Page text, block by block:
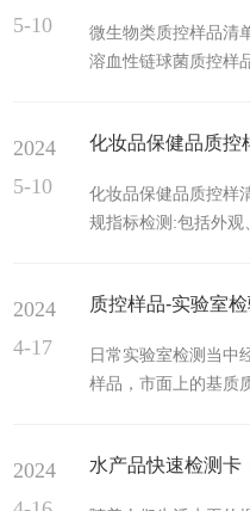
是否感染了犬温热病毒
术，通过简单的血液
的效率，尤其是在
微生物类质控样品清
溶血性链球菌质控样
O157质控样品
质控样品
GB/T18...
5-10
化妆品保健品质控
化妆品保健品质控样清
规指标检测:包括外观
生物污染测试，以及
甲醇、甲醛、二噁烷
激素、荧光增白剂
测苯二胺等；防...
2024
5-10
质控样品-实验室检
日常实验室检测当中
样品，市面上的基质
般是大批量进行制备
2024
4-17
水产品快速检测卡
2024